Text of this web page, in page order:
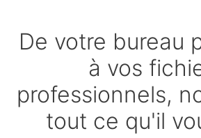
De votre bureau
à vos
professionnels,
tout ce qu'il